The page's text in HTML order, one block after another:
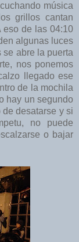
música
grillos cantan
de las 04:10
algunas luces
abre la puerta
nos ponemos
llegado ese
de la mochila
hay un segundo
desatarse y si
no puede
o bajar